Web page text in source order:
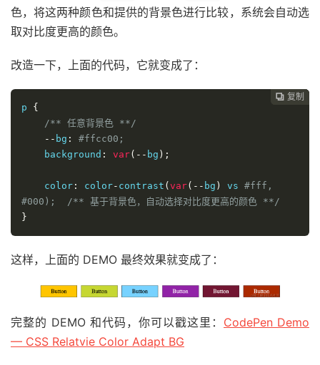
色，将这两种颜色和提供的背景色进行比较，系统会自动选
取对比度更高的颜色。
改造一下，上面的代码，它就变成了：
 复制
 复制
 复制
p {
/** 任意背景色 **/
-- bg :
#ffcc00;
background : var(-- bg );
color : color- contrast (var(-- bg ) vs #fff,
#000);  /** 基于背景色，自动选择对比度更高的颜色 **/
}
这样，上面的 DEMO 最终效果就变成了：
完整的 DEMO 和代码，你可以戳这里： CodePen Demo
— CSS Relatvie Color Adapt BG